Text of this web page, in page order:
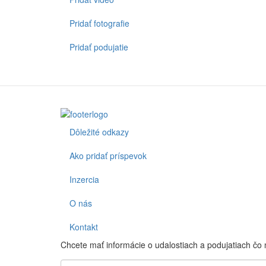
Pridať fotografie
Pridať podujatie
Footer
Dôležité odkazy
Ako pridať príspevok
Inzercia
O nás
Kontakt
Chcete mať informácie o udalostiach a podujatiach